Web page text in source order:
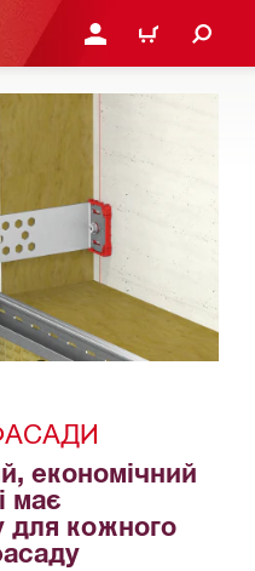
УВІЙТИ АБО
КОШИК
економічний
має
для кожного